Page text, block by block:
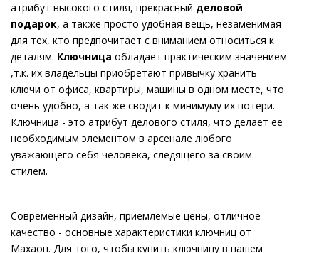
атрибут высокого стиля, прекрасный деловой
подарок, а также просто удобная вещь, незаменимая
для тех, кто предпочитает с вниманием относиться к
деталям. Ключница обладает практическим значением
,т.к. их владельцы приобретают привычку хранить
ключи от офиса, квартиры, машины в одном месте, что
очень удобно, а так же сводит к минимуму их потери.
Ключница - это атрибут делового стиля, что делает её
необходимым элементом в арсенале любого
уважающего себя человека, следящего за своим
стилем.
Современный дизайн, приемлемые цены, отличное
качество - основные характеристики ключниц от
Махаон. Для того, чтобы купить ключницу в нашем